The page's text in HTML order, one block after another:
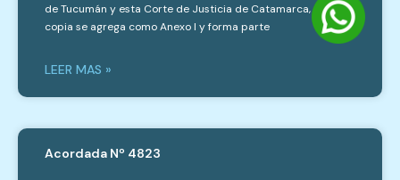
de Tucumán y esta Corte de Justicia de Catamarca, cuya
copia se agrega como Anexo I y forma parte
LEER MAS »
Acordada Nº 4823